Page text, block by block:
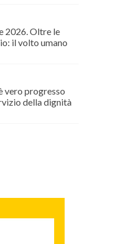
2026. Oltre le
il volto umano
vero progresso
della dignità